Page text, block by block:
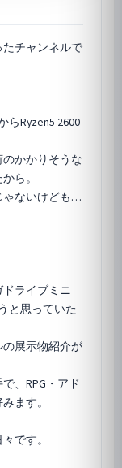
チャンネルで
らRyzen5 2600
かかりそうな
ら。
ゃないけども…
ライブミニ
と思っていた
展示物紹介が
、RPG・アド
ます。
です。